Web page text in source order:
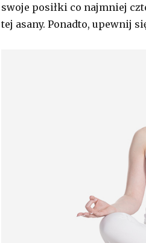
swoje posiłki co najmniej
tej asany. Ponadto, upewnij